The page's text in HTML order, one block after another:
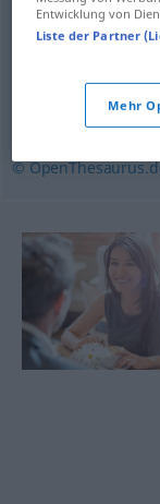
schneidern,
,
aufziehen (ugs.) ,
©
Entwicklung von
Liste der Partner
Mehr